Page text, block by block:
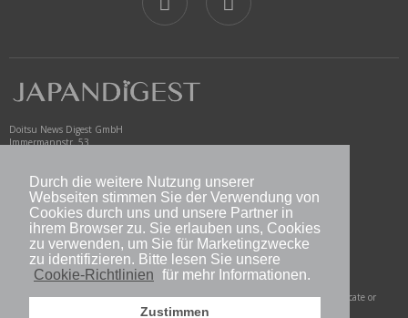
Durch die weitere Nutzung unserer
Webseiten stimmen Sie der Verwendung von
Cookies durch uns und unsere Partner in
ihrem Browser zu. Sie erlauben uns, Cookies
zu verwenden, um Sie für Marketingzwecke
zu identifizieren. Bitte lesen Sie unsere
Cookie-Richtlinien für mehr Informationen.
Zustimmen
Doitsu News Digest GmbH
Immermannstr. 53
www.newsdigest.de
info@japandigest.de
Copyright © 2026 Doitsu News Digest GmbH. All Rights Reserved. Do not duplicate or